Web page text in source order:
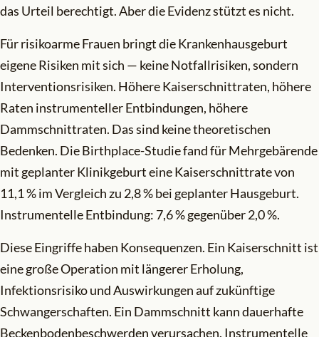
das Urteil berechtigt. Aber die Evidenz stützt es nicht.
Für risikoarme Frauen bringt die Krankenhausgeburt
eigene Risiken mit sich — keine Notfallrisiken, sondern
Interventionsrisiken. Höhere Kaiserschnittraten, höhere
Raten instrumenteller Entbindungen, höhere
Dammschnittraten. Das sind keine theoretischen
Bedenken. Die Birthplace-Studie fand für Mehrgebärende
mit geplanter Klinikgeburt eine Kaiserschnittrate von
11,1 % im Vergleich zu 2,8 % bei geplanter Hausgeburt.
Instrumentelle Entbindung: 7,6 % gegenüber 2,0 %.
Diese Eingriffe haben Konsequenzen. Ein Kaiserschnitt ist
eine große Operation mit längerer Erholung,
Infektionsrisiko und Auswirkungen auf zukünftige
Schwangerschaften. Ein Dammschnitt kann dauerhafte
Beckenbodenbeschwerden verursachen. Instrumentelle